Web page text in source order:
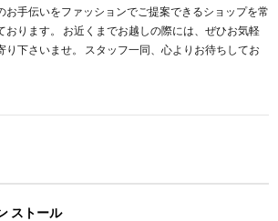
お手伝いをファッションでご提案できるショップを常
おります。 お近くまでお越しの際には、ぜひお気軽
り下さいませ。 スタッフ一同、心よりお待ちしてお
ストール